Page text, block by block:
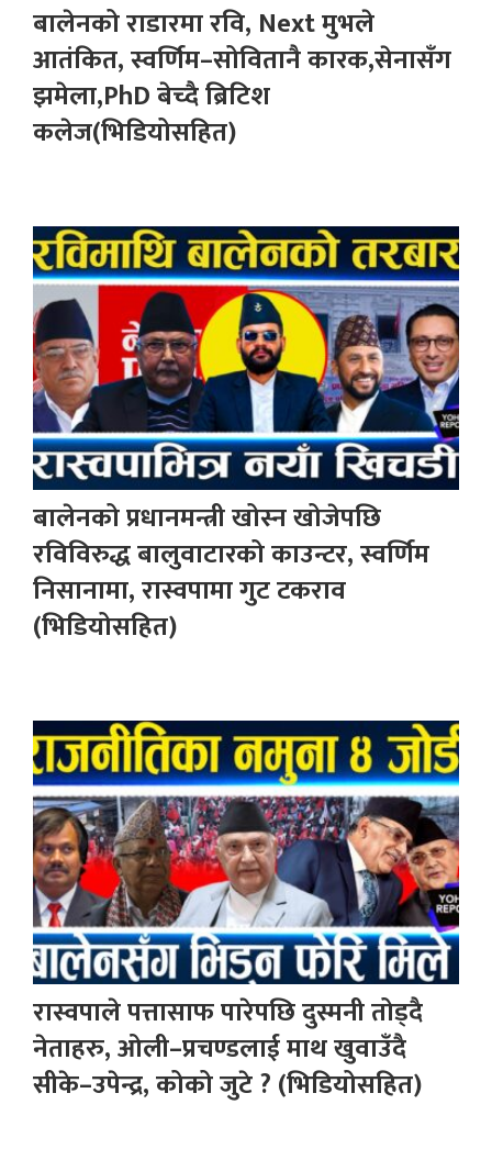
बालेनको राडारमा रवि, Next मुभले
आतंकित, स्वर्णिम–सोवितानै कारक,सेनासँग
झमेला,PhD बेच्दै ब्रिटिश
कलेज(भिडियोसहित)
बालेनको प्रधानमन्त्री खोस्न खोजेपछि
रविविरुद्ध बालुवाटारको काउन्टर, स्वर्णिम
निसानामा, रास्वपामा गुट टकराव
(भिडियोसहित)
रास्वपाले पत्तासाफ पारेपछि दुस्मनी तोड्दै
नेताहरु, ओली–प्रचण्डलाई माथ खुवाउँदै
सीके–उपेन्द्र, कोको जुटे ? (भिडियोसहित)